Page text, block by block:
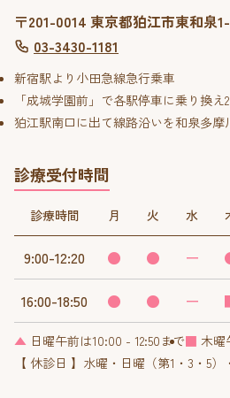
〒201-0014 東京都狛江市東和泉
03-3430-1181
新宿駅より小田急線急行乗車
「成城学園前」で各駅停車に乗り換
狛江駅南口に出て線路沿いを和泉多摩
診療受付時間
診療時間 月 火 水
9:00-12:20 ● ● ー
16:00-18:50 ● ● ー
▲ 日曜午前は10:00 - 12:50まで■ 木曜
【 休診日 】水曜・日曜（第1・3・5）